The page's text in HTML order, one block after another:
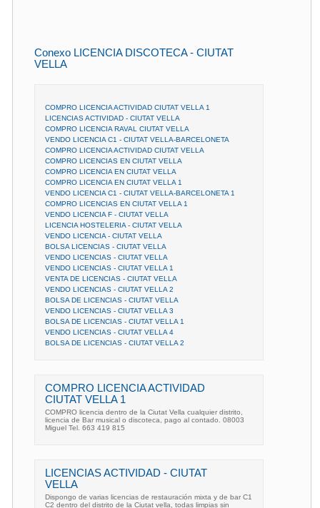
Conexo LICENCIA DISCOTECA - CIUTAT
VELLA
COMPRO LICENCIA ACTIVIDAD CIUTAT VELLA 1
LICENCIAS ACTIVIDAD - CIUTAT VELLA
COMPRO LICENCIA RAVAL CIUTAT VELLA
VENDO LICENCIA C1 - CIUTAT VELLA-BARCELONETA
COMPRO LICENCIA ACTIVIDAD CIUTAT VELLA
COMPRO LICENCIAS EN CIUTAT VELLA
COMPRO LICENCIA EN CIUTAT VELLA
COMPRO LICENCIA EN CIUTAT VELLA 1
VENDO LICENCIA C1 - CIUTAT VELLA-BARCELONETA 1
COMPRO LICENCIAS EN CIUTAT VELLA 1
VENDO LICENCIA F - CIUTAT VELLA
LICENCIA HOSTELERIA - CIUTAT VELLA
VENDO LICENCIA - CIUTAT VELLA
BOLSA LICENCIAS - CIUTAT VELLA
VENDO LICENCIAS - CIUTAT VELLA
VENDO LICENCIAS - CIUTAT VELLA 1
VENTA DE LICENCIAS - CIUTAT VELLA
VENDO LICENCIAS - CIUTAT VELLA 2
BOLSA DE LICENCIAS - CIUTAT VELLA
VENDO LICENCIAS - CIUTAT VELLA 3
BOLSA DE LICENCIAS - CIUTAT VELLA 1
VENDO LICENCIAS - CIUTAT VELLA 4
BOLSA DE LICENCIAS - CIUTAT VELLA 2
COMPRO LICENCIA ACTIVIDAD
CIUTAT VELLA 1
COMPRO licencia dentro de la Ciutat Vella cualquier distrito,
licencia de Bar musical o discoteca, pago al contado. 08003
Miguel Tel. 663 419 815
LICENCIAS ACTIVIDAD - CIUTAT
VELLA
Dispongo de varias licencias de restauración mixta y de bar C1
C2 dentro del distrito de la Ciutat vella, todas limpias sin